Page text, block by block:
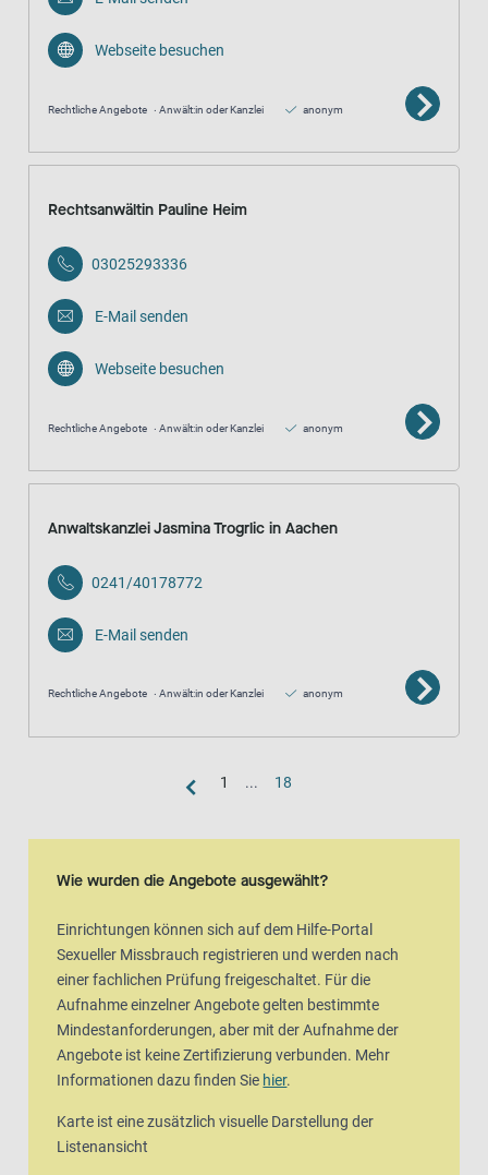
Webseite besuchen
Rechtliche Angebote Anwält:in oder Kanzlei anonym
Rechtsanwältin Pauline Heim
03025293336
E-Mail senden
Webseite besuchen
Rechtliche Angebote Anwält:in oder Kanzlei anonym
Anwaltskanzlei Jasmina Trogrlic in Aachen
0241/40178772
E-Mail senden
Rechtliche Angebote Anwält:in oder Kanzlei anonym
1 ... 18
Kartenansicht
Wie wurden die Angebote ausgewählt?
Einrichtungen können sich auf dem Hilfe-Portal
Sexueller Missbrauch registrieren und werden nach
einer fachlichen Prüfung freigeschaltet. Für die
Aufnahme einzelner Angebote gelten bestimmte
Mindestanforderungen, aber mit der Aufnahme der
Angebote ist keine Zertifizierung verbunden. Mehr
Informationen dazu finden Sie hier.
Karte ist eine zusätzlich visuelle Darstellung der
Listenansicht